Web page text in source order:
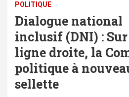
POLITIQUE
Dialogue national
inclusif (DNI) :
ligne droite, la
politique à
sellette